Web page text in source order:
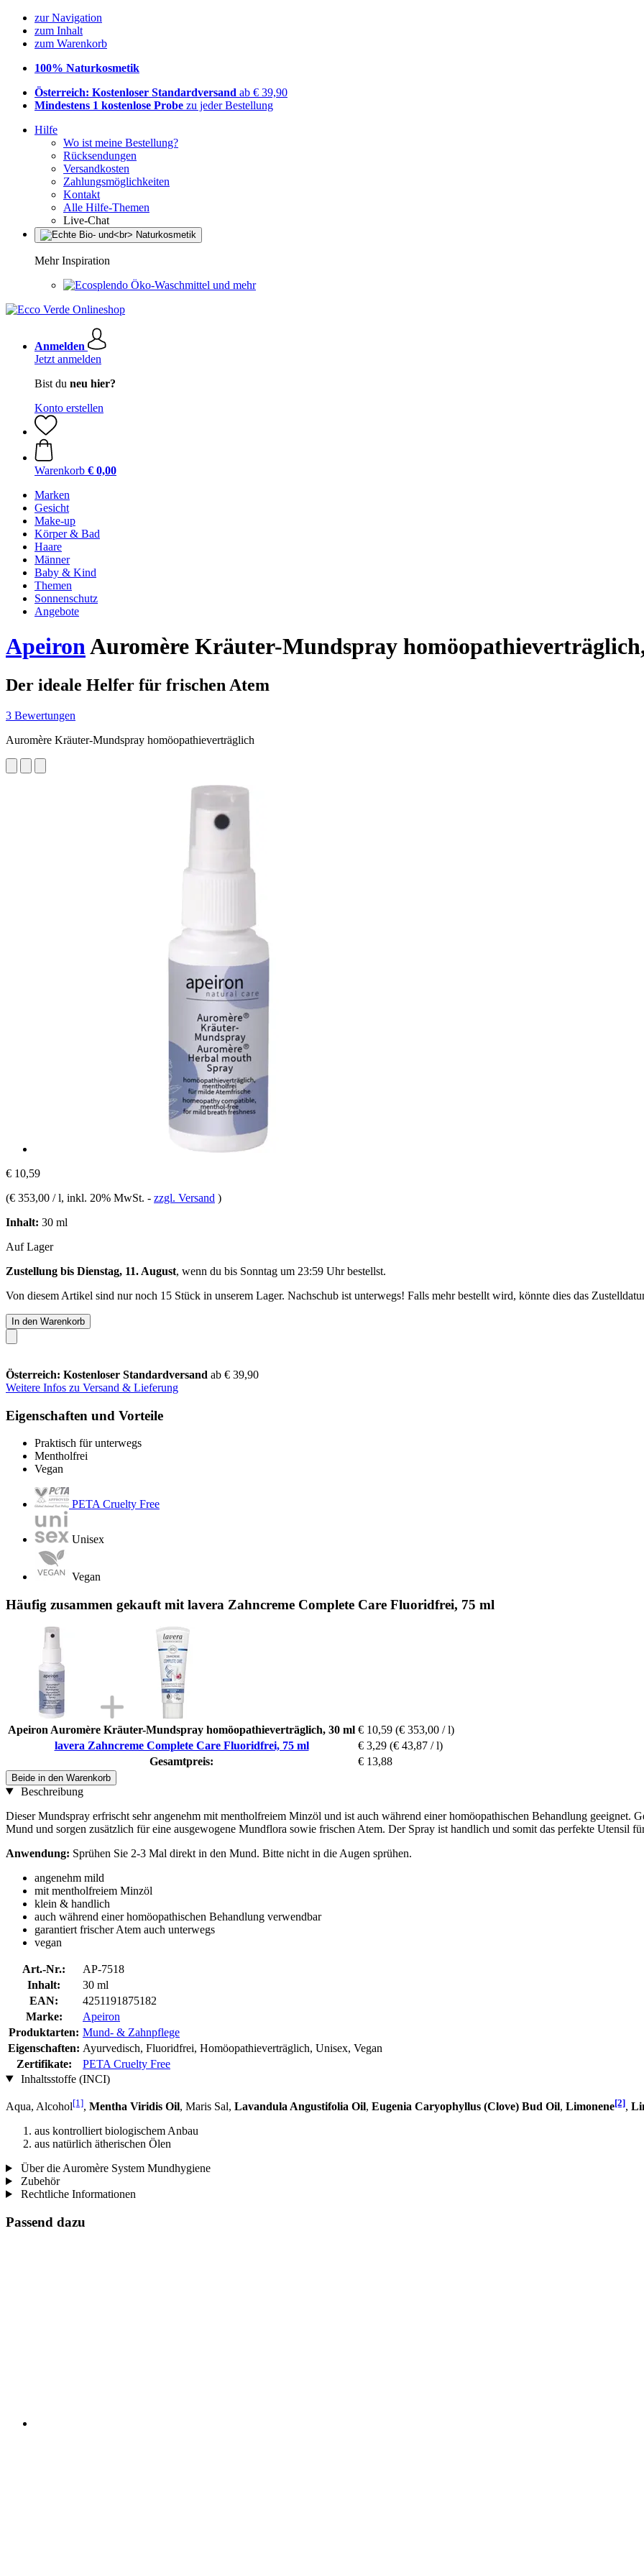
zur Navigation
zum Inhalt
zum Warenkorb
100% Naturkosmetik
Österreich: Kostenloser Standardversand ab € 39,90
Mindestens 1 kostenlose Probe zu jeder Bestellung
Hilfe
Wo ist meine Bestellung?
Rücksendungen
Versandkosten
Zahlungsmöglichkeiten
Kontakt
Alle Hilfe-Themen
Live-Chat
Mehr Inspiration
Öko-Waschmittel und mehr
Anmelden
Jetzt anmelden
Bist du neu hier?
Konto erstellen
Warenkorb € 0,00
Marken
Gesicht
Make-up
Körper & Bad
Haare
Männer
Baby & Kind
Themen
Sonnenschutz
Angebote
ApeironAuromère Kräuter-Mundspray
Der ideale Helfer für frischen Atem
3 Bewertungen
Auromère Kräuter-Mundspray homöopathieverträglich
€ 10,59
(€ 353,00 / l, inkl. 20% MwSt. - zzgl. Versand )
Inhalt: 30 ml
Auf Lager
Zustellung bis Dienstag, 11. August, wenn du bis Sonntag um 23:59 Uhrbestellst.
Von diesem Artikel sind nur noch 15 Stück in unserem Lager. Nachschub ist unterwegs! Falls mehr bestellt wird, könnte dies das
In den Warenkorb
Österreich: Kostenloser Standardversand ab € 39,90
Weitere Infos zu Versand & Lieferung
Eigenschaften und Vorteile
Praktisch für unterwegs
Mentholfrei
Vegan
PETA Cruelty Free
Unisex
Vegan
Häufig zusammen gekauft mit lavera Zahncreme Complete Care Fluoridfrei, 75 ml
Apeiron Auromère Kräuter-Mundspray homöopathieverträglich, 30 ml € 10,59 (€ 353,00 / l)
lavera Zahncreme Complete Care Fluoridfrei, 75 ml
€ 3,29 (€ 43,87 / l)
Gesamtpreis:
€ 13,88
Beide in den Warenkorb
Beschreibung
Dieser Mundspray erfrischt sehr angenehm mit mentholfreiem Minzöl und ist auch während einer homöopathischen Behandlung geeignet.
Mund und sorgen zusätzlich für eine ausgewogene Mundflora sowie frischen Atem. Der Spray ist handlich und somit das perfekte Utensil
Anwendung: Sprühen Sie 2-3 Mal direkt in den Mund. Bitte nicht in die Augen sprühen.
angenehm mild
mit mentholfreiem Minzöl
klein & handlich
auch während einer homöopathischen Behandlung verwendbar
garantiert frischer Atem auch unterwegs
vegan
Art.-Nr.:
AP-7518
Inhalt:
30 ml
EAN:
4251191875182
Marke:
Apeiron
Produktarten: Mund- & Zahnpflege
Eigenschaften: Ayurvedisch, Fluoridfrei, Homöopathieverträglich, Unisex, Vegan
Zertifikate:
PETA Cruelty Free
Inhaltsstoffe (INCI)
Aqua, Alcohol[1], Mentha Viridis Oil, Maris Sal, Lavandula Angustifolia Oil, Eugenia Caryophyllus (Clove) Bud Oil, Limonene[2],
aus kontrolliert biologischem Anbau
aus natürlich ätherischen Ölen
Über die Auromère System Mundhygiene
Zubehör
Rechtliche Informationen
Passend dazu